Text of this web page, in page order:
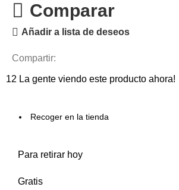
Comparar
Añadir a lista de deseos
Compartir:
12 La gente viendo este producto ahora!
Recoger en la tienda
Para retirar hoy
Gratis